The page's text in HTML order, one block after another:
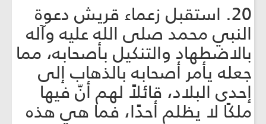
20. استقبل زعماء قريش دعوة
النبي محمد صلى الله عليه وآله
بالاضطهاد والتنكيل بأصحابه، مما
جعله يأمر أصحابه بالذهاب إلى
إحدى البلاد، قائلاً لهم أنّ فيها
ملكًا لا يظلم أحدًا، فما هي هذه